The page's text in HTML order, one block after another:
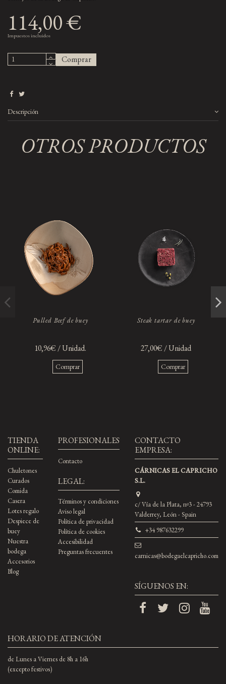
114,00 €
Impuestos incluidos
Comprar
Descripción
OTROS PRODUCTOS
Pulled Beef de buey
10,96€ / Unidad.
Comprar
Steak tartar de buey
27,00€ / Unidad
Comprar
TIENDA
ONLINE:
Chuletones
Curados
Comida
Casera
Lotes regalo
Despiece de
buey
Nuestra
bodega
Accesorios
Blog
PROFESIONALES
Contacto
LEGAL:
Términos y condiciones
Aviso legal
Política de privacidad
Política de cookies
Accesibilidad
Preguntas frecuentes
CONTACTO
EMPRESA:
CÁRNICAS EL CAPRICHO
S.L.
c/ Vía de la Plata, nº3 - 24793
Valderrey, León - Spain
+34 987632299
carnicas@bodegaelcapricho.com
SÍGUENOS EN:
HORARIO DE ATENCIÓN
de Lunes a Viernes de 8h a 16h
(excepto festivos)